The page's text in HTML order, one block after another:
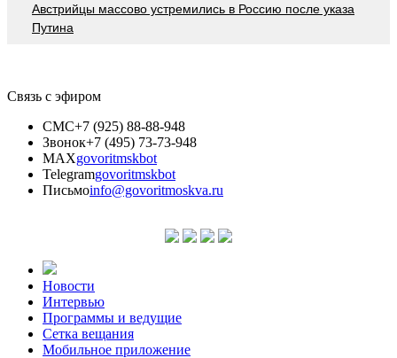
Австрийцы массово устремились в Россию после указа
Путина
Связь с эфиром
СМС+7 (925) 88-88-948
Звонок+7 (495) 73-73-948
MAXgovoritmskbot
Telegramgovoritmskbot
Письмоinfo@govoritmoskva.ru
Новости
Интервью
Программы и ведущие
Сетка вещания
Мобильное приложение